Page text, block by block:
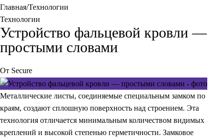
Главная Технологии
Технологии
Устройство фальцевой кровли —
простыми словами
От Secure
Металлические листы, соединяемые специальным замком по
краям, создают сплошную поверхность над строением. Эта
технология отличается минимальным количеством видимых
креплений и высокой степенью герметичности. Замковое